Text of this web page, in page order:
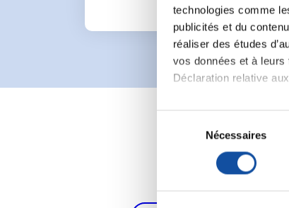
technologies comme
publicités et du
réaliser des études
vos données et à leurs
Déclaration relative
Si vous le permettez,
Collecter des
digitales).
Pour en savoir plus
. Vous
t
Nécessaires